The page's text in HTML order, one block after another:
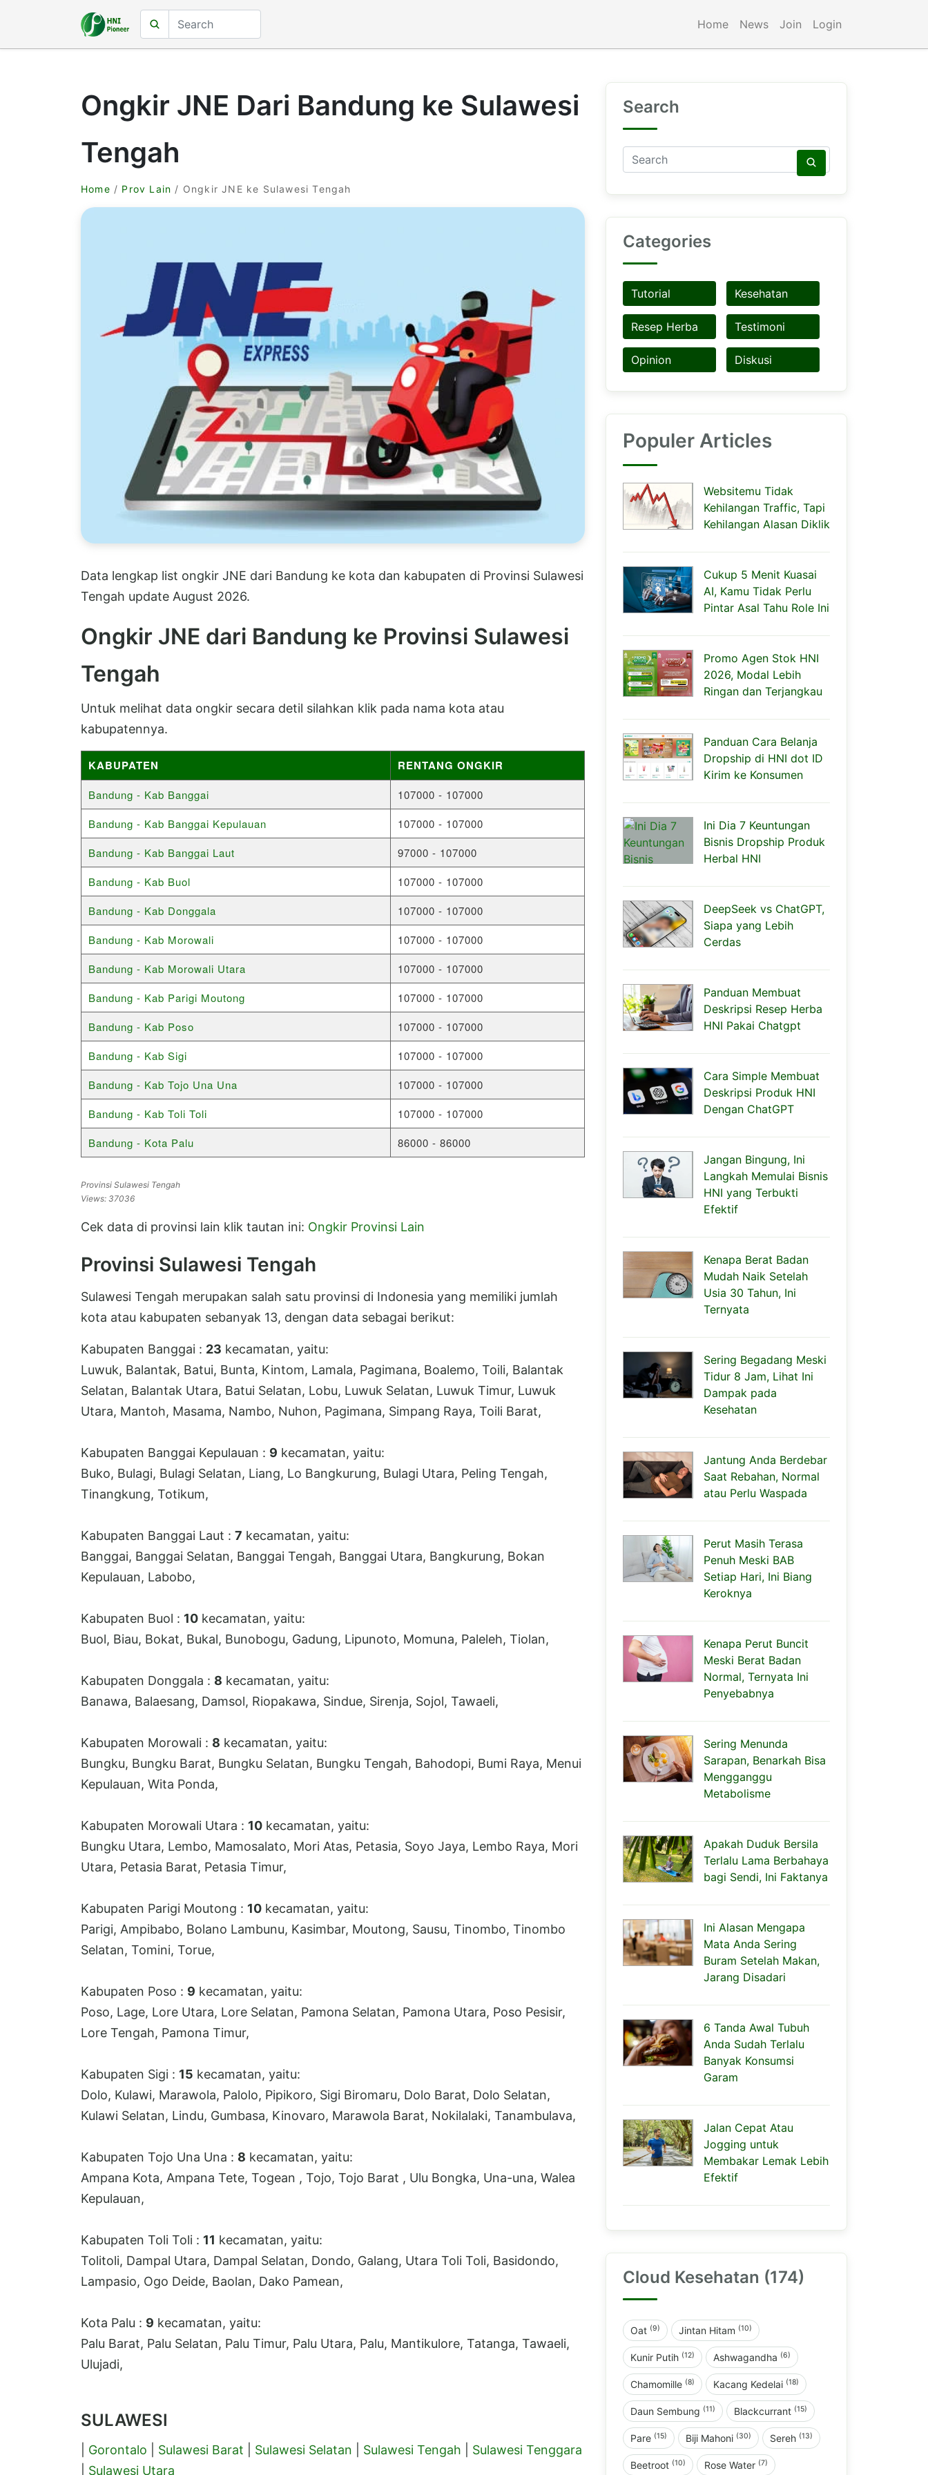
Home News Join Login
Ongkir JNE Dari Bandung ke Sulawesi
Tengah
Home / Prov Lain / Ongkir JNE ke Sulawesi Tengah
Data lengkap list ongkir JNE dari Bandung ke kota dan kabupaten di Provinsi Sulawesi
Tengah update August 2026.
Ongkir JNE dari Bandung ke Provinsi Sulawesi
Tengah
Untuk melihat data ongkir secara detil silahkan klik pada nama kota atau
kabupatennya.
KABUPATEN RENTANG ONGKIR
Bandung - Kab Banggai
107000 - 107000
Bandung - Kab Banggai Kepulauan
107000 - 107000
Bandung - Kab Banggai Laut
97000 - 107000
Bandung - Kab Buol
107000 - 107000
Bandung - Kab Donggala
107000 - 107000
Bandung - Kab Morowali
107000 - 107000
Bandung - Kab Morowali Utara
107000 - 107000
Bandung - Kab Parigi Moutong
107000 - 107000
Bandung - Kab Poso
107000 - 107000
Bandung - Kab Sigi
107000 - 107000
Bandung - Kab Tojo Una Una
107000 - 107000
Bandung - Kab Toli Toli
107000 - 107000
Bandung - Kota Palu
86000 - 86000
Provinsi Sulawesi Tengah
Views: 37036
Cek data di provinsi lain klik tautan ini: Ongkir Provinsi Lain
Provinsi Sulawesi Tengah
Sulawesi Tengah merupakan salah satu provinsi di Indonesia yang memiliki jumlah
kota atau kabupaten sebanyak 13, dengan data sebagai berikut:
Kabupaten Banggai : 23 kecamatan, yaitu:
Luwuk, Balantak, Batui, Bunta, Kintom, Lamala, Pagimana, Boalemo, Toili, Balantak
Selatan, Balantak Utara, Batui Selatan, Lobu, Luwuk Selatan, Luwuk Timur, Luwuk
Utara, Mantoh, Masama, Nambo, Nuhon, Pagimana, Simpang Raya, Toili Barat,
Kabupaten Banggai Kepulauan : 9 kecamatan, yaitu:
Buko, Bulagi, Bulagi Selatan, Liang, Lo Bangkurung, Bulagi Utara, Peling Tengah,
Tinangkung, Totikum,
Kabupaten Banggai Laut : 7 kecamatan, yaitu:
Banggai, Banggai Selatan, Banggai Tengah, Banggai Utara, Bangkurung, Bokan
Kepulauan, Labobo,
Kabupaten Buol : 10 kecamatan, yaitu:
Buol, Biau, Bokat, Bukal, Bunobogu, Gadung, Lipunoto, Momuna, Paleleh, Tiolan,
Kabupaten Donggala : 8 kecamatan, yaitu:
Banawa, Balaesang, Damsol, Riopakawa, Sindue, Sirenja, Sojol, Tawaeli,
Kabupaten Morowali : 8 kecamatan, yaitu:
Bungku, Bungku Barat, Bungku Selatan, Bungku Tengah, Bahodopi, Bumi Raya, Menui
Kepulauan, Wita Ponda,
Kabupaten Morowali Utara : 10 kecamatan, yaitu:
Bungku Utara, Lembo, Mamosalato, Mori Atas, Petasia, Soyo Jaya, Lembo Raya, Mori
Utara, Petasia Barat, Petasia Timur,
Kabupaten Parigi Moutong : 10 kecamatan, yaitu:
Parigi, Ampibabo, Bolano Lambunu, Kasimbar, Moutong, Sausu, Tinombo, Tinombo
Selatan, Tomini, Torue,
Kabupaten Poso : 9 kecamatan, yaitu:
Poso, Lage, Lore Utara, Lore Selatan, Pamona Selatan, Pamona Utara, Poso Pesisir,
Lore Tengah, Pamona Timur,
Kabupaten Sigi : 15 kecamatan, yaitu:
Dolo, Kulawi, Marawola, Palolo, Pipikoro, Sigi Biromaru, Dolo Barat, Dolo Selatan,
Kulawi Selatan, Lindu, Gumbasa, Kinovaro, Marawola Barat, Nokilalaki, Tanambulava,
Kabupaten Tojo Una Una : 8 kecamatan, yaitu:
Ampana Kota, Ampana Tete, Togean , Tojo, Tojo Barat , Ulu Bongka, Una-una, Walea
Kepulauan,
Kabupaten Toli Toli : 11 kecamatan, yaitu:
Tolitoli, Dampal Utara, Dampal Selatan, Dondo, Galang, Utara Toli Toli, Basidondo,
Lampasio, Ogo Deide, Baolan, Dako Pamean,
Kota Palu : 9 kecamatan, yaitu:
Palu Barat, Palu Selatan, Palu Timur, Palu Utara, Palu, Mantikulore, Tatanga, Tawaeli,
Ulujadi,
SULAWESI
Gorontalo Sulawesi Barat Sulawesi Selatan Sulawesi Tengah
Sulawesi Tenggara
Sulawesi Utara
Search
Categories
Tutorial Kesehatan
Resep Herba Testimoni
Opinion Diskusi
Populer Articles
Websitemu Tidak
Kehilangan Traffic, Tapi
Kehilangan Alasan Diklik
Cukup 5 Menit Kuasai
AI, Kamu Tidak Perlu
Pintar Asal Tahu Role Ini
Promo Agen Stok HNI
2026, Modal Lebih
Ringan dan Terjangkau
Panduan Cara Belanja
Dropship di HNI dot ID
Kirim ke Konsumen
Ini Dia 7 Keuntungan
Bisnis Dropship Produk
Herbal HNI
DeepSeek vs ChatGPT,
Siapa yang Lebih
Cerdas
Panduan Membuat
Deskripsi Resep Herba
HNI Pakai Chatgpt
Cara Simple Membuat
Deskripsi Produk HNI
Dengan ChatGPT
Jangan Bingung, Ini
Langkah Memulai Bisnis
HNI yang Terbukti
Efektif
Kenapa Berat Badan
Mudah Naik Setelah
Usia 30 Tahun, Ini
Ternyata
Sering Begadang Meski
Tidur 8 Jam, Lihat Ini
Dampak pada
Kesehatan
Jantung Anda Berdebar
Saat Rebahan, Normal
atau Perlu Waspada
Perut Masih Terasa
Penuh Meski BAB
Setiap Hari, Ini Biang
Keroknya
Kenapa Perut Buncit
Meski Berat Badan
Normal, Ternyata Ini
Penyebabnya
Sering Menunda
Sarapan, Benarkah Bisa
Mengganggu
Metabolisme
Apakah Duduk Bersila
Terlalu Lama Berbahaya
bagi Sendi, Ini Faktanya
Ini Alasan Mengapa
Mata Anda Sering
Buram Setelah Makan,
Jarang Disadari
6 Tanda Awal Tubuh
Anda Sudah Terlalu
Banyak Konsumsi
Garam
Jalan Cepat Atau
Jogging untuk
Membakar Lemak Lebih
Efektif
Cloud Kesehatan (174)
Oat (9) Jintan Hitam (10)
Kunir Putih (12) Ashwagandha (6)
Chamomille (8) Kacang Kedelai (18)
Daun Sembung (11) Blackcurrant (15)
Pare (15) Biji Mahoni (30) Sereh (13)
Beetroot (10) Rose Water (7)